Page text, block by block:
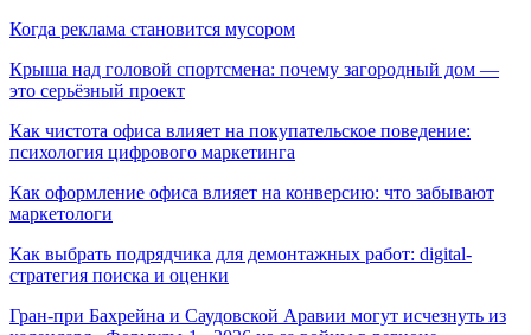
Когда реклама становится мусором
Крыша над головой спортсмена: почему загородный дом —
это серьёзный проект
Как чистота офиса влияет на покупательское поведение:
психология цифрового маркетинга
Как оформление офиса влияет на конверсию: что забывают
маркетологи
Как выбрать подрядчика для демонтажных работ: digital-
стратегия поиска и оценки
Гран-при Бахрейна и Саудовской Аравии могут исчезнуть из